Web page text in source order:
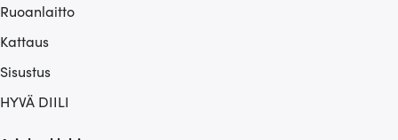
Ruoanlaitto
Kattaus
Sisustus
HYVÄ DIILI